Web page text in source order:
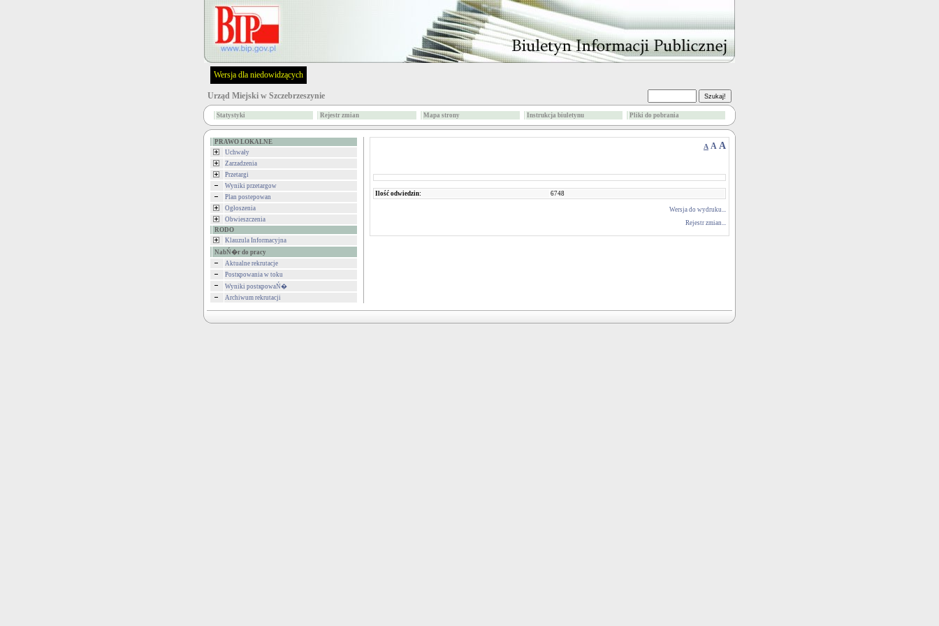
Wersja dla niedowidzących
Urząd Miejski w Szczebrzeszynie
Statystyki Rejestr zmian Mapa strony Instrukcja biuletynu Pliki do pobrania
PRAWO LOKALNE
Uchwały
Zarzadzenia
Przetargi
Wyniki przetargow
Plan postepowan
Ogłoszenia
Obwieszczenia
RODO
Klauzula Informacyjna
NabŃ�r do pracy
Aktualne rekrutacje
Postкpowania w toku
Wyniki postкpowaŃ�
Archiwum rekrutacji
A A A
Ilość odwiedzin: 6748
Wersja do wydruku...
Rejestr zmian...